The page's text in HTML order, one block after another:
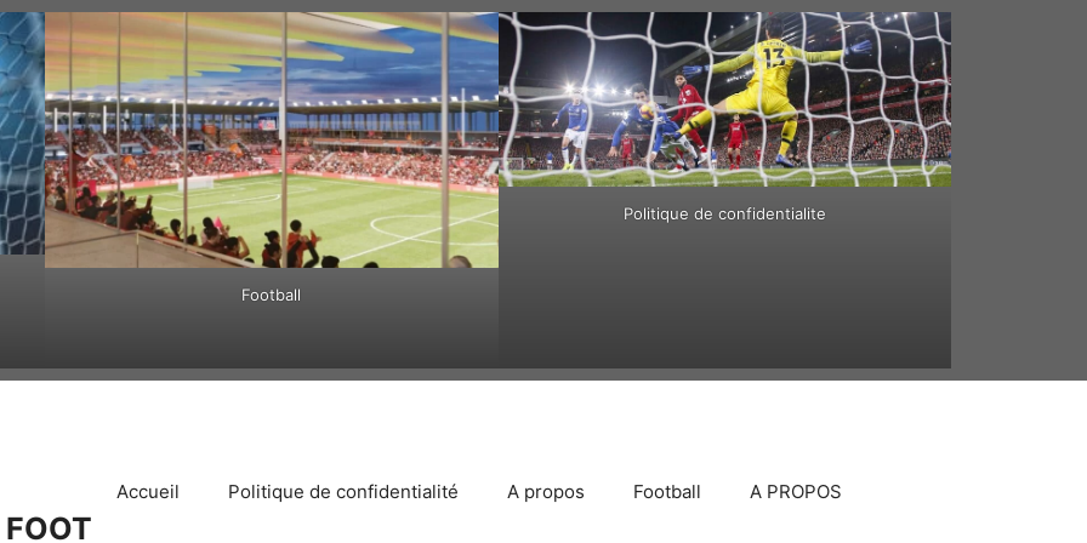
Football
Politique de confidentialite
Accueil Politique de confidentialité A propos Football A PROPOS